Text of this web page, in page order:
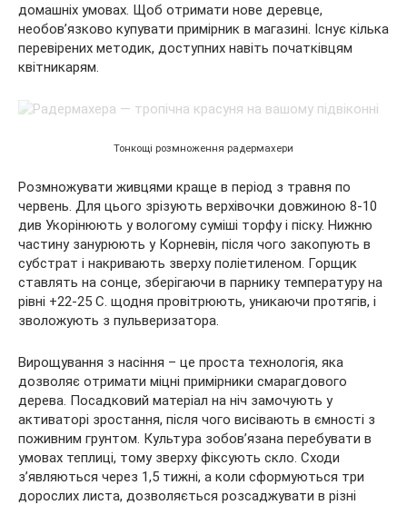
домашніх умовах. Щоб отримати нове деревце,
необов’язково купувати примірник в магазині. Існує кілька
перевірених методик, доступних навіть початківцям
квітникарям.
Тонкощі розмноження радермахери
Розмножувати живцями краще в період з травня по
червень. Для цього зрізують верхівочки довжиною 8-10
див Укорінюють у вологому суміші торфу і піску. Нижню
частину занурюють у Корневін, після чого закопують в
субстрат і накривають зверху поліетиленом. Горщик
ставлять на сонце, зберігаючи в парнику температуру на
рівні +22-25 С. щодня провітрюють, уникаючи протягів, і
зволожують з пульверизатора.
Вирощування з насіння – це проста технологія, яка
дозволяє отримати міцні примірники смарагдового
дерева. Посадковий матеріал на ніч замочують у
активаторі зростання, після чого висівають в ємності з
поживним грунтом. Культура зобов’язана перебувати в
умовах теплиці, тому зверху фіксують скло. Сходи
з’являються через 1,5 тижні, а коли сформуються три
дорослих листа, дозволяється розсаджувати в різні